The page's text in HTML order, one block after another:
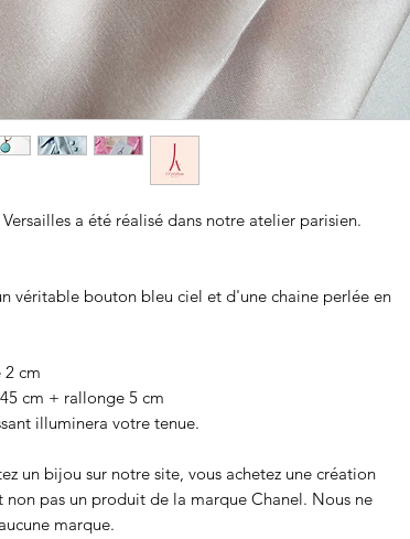
a été réalisé dans notre atelier parisien.
véritable bouton bleu ciel et d'une chaine perlée en
2 cm
cm + rallonge 5 cm
illuminera votre tenue.
un bijou sur notre site, vous achetez une création
non pas un produit de la marque Chanel. Nous ne
marque.